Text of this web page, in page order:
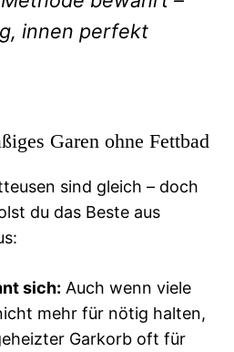
innen perfekt
Garen ohne Fettbad
sind gleich – doch
du das Beste aus
sich: Auch wenn viele
mehr für nötig halten,
Garkorb oft für